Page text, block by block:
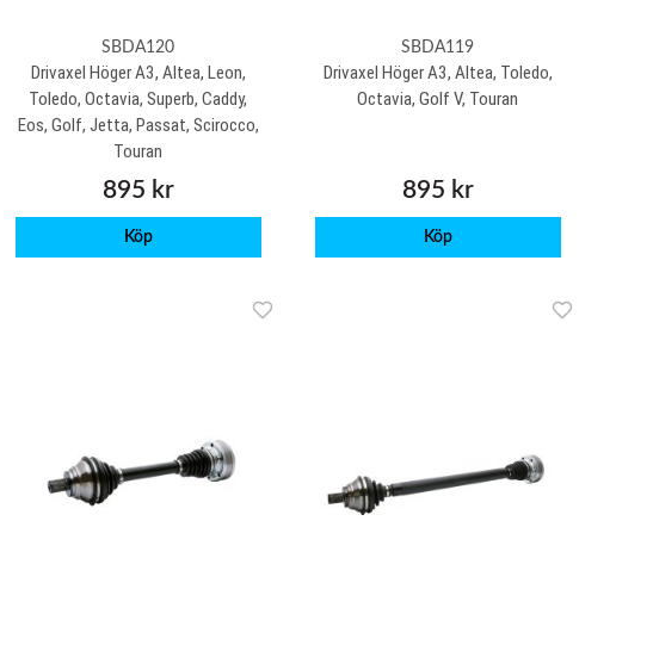
SBDA120
Drivaxel Höger A3, Altea, Leon,
Toledo, Octavia, Superb, Caddy,
Eos, Golf, Jetta, Passat, Scirocco,
Touran
895 kr
Köp
SBDA119
Drivaxel Höger A3, Altea, Toledo,
Octavia, Golf V, Touran
895 kr
Köp